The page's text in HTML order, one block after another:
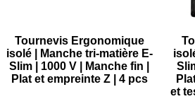
Tournevis Ergonomique
isolé | Manche tri-matière E-
Slim | 1000 V | Manche fin |
Plat et empreinte Z | 4 pcs
et